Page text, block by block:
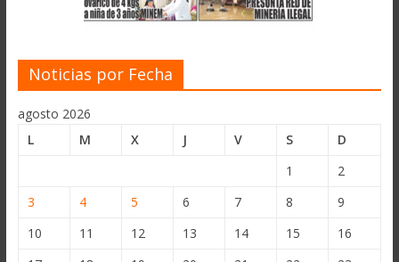
Noticias por Fecha
agosto 2026
L
M X J V S
D
1
2
3
4 5 6 7 8
9
10
11 12 13 14 15
16